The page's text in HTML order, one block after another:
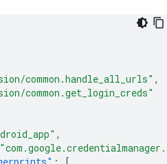
common.handle_all_urls" ,
common.get_login_creds"
,